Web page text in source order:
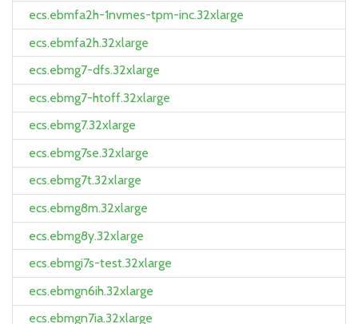
ecs.ebmfa2h-1nvmes-tpm-inc.32xlarge
ecs.ebmfa2h.32xlarge
ecs.ebmg7-dfs.32xlarge
ecs.ebmg7-htoff.32xlarge
ecs.ebmg7.32xlarge
ecs.ebmg7se.32xlarge
ecs.ebmg7t.32xlarge
ecs.ebmg8m.32xlarge
ecs.ebmg8y.32xlarge
ecs.ebmgi7s-test.32xlarge
ecs.ebmgn6ih.32xlarge
ecs.ebmgn7ia.32xlarge